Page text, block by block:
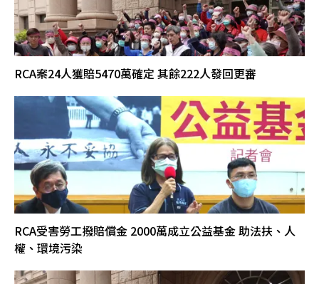
RCA案24人獲賠5470萬確定 其餘222人發回更審
RCA受害勞工撥賠償金 2000萬成立公益基金 助法扶、人
權、環境污染